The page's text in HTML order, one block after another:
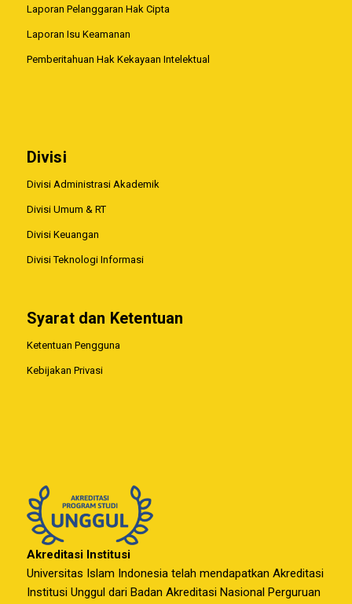
Laporan Pelanggaran Hak Cipta
Laporan Isu Keamanan
Pemberitahuan Hak Kekayaan Intelektual
Divisi
Divisi Administrasi Akademik
Divisi Umum & RT
Divisi Keuangan
Divisi Teknologi Informasi
Syarat dan Ketentuan
Ketentuan Pengguna
Kebijakan Privasi
Akreditasi Institusi
Universitas Islam Indonesia telah mendapatkan Akreditasi
Institusi Unggul dari Badan Akreditasi Nasional Perguruan